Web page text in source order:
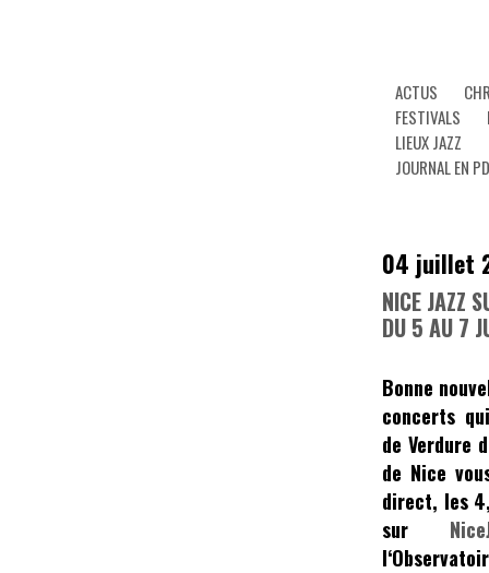
ACTUS
FESTIVALS
LIEUX JAZZ
JOURNAL EN
04 juillet
NICE JAZZ
DU 5 AU 7
Bonne
concerts
de Verdure
de Nice
direct, les
sur
l